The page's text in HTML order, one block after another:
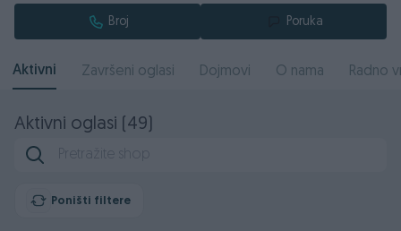
Broj Poruka
Aktivni Završeni oglasi Dojmovi O nama Radno
Aktivni oglasi (49)
Poništi filtere